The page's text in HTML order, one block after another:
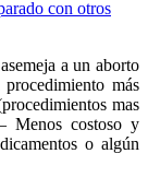
con otros
a un aborto
más
mas
Menos costoso y
o algún